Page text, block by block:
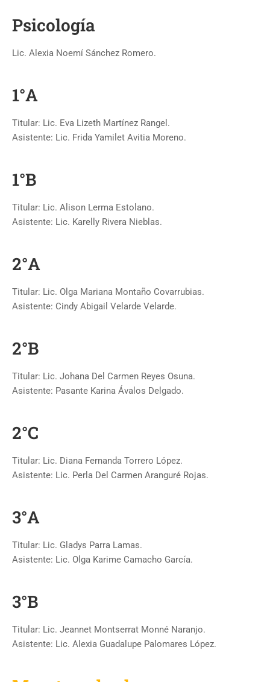
Psicología
Lic. Alexia Noemí Sánchez Romero.
1°A
Titular: Lic. Eva Lizeth Martínez Rangel.
Asistente: Lic. Frida Yamilet Avitia Moreno.
1°B
Titular: Lic. Alison Lerma Estolano.
Asistente: Lic. Karelly Rivera Nieblas.
2°A
Titular: Lic. Olga Mariana Montaño Covarrubias.
Asistente: Cindy Abigail Velarde Velarde.
2°B
Titular: Lic. Johana Del Carmen Reyes Osuna.
Asistente: Pasante Karina Ávalos Delgado.
2°C
Titular: Lic. Diana Fernanda Torrero López.
Asistente: Lic. Perla Del Carmen Aranguré Rojas.
3°A
Titular: Lic. Gladys Parra Lamas.
Asistente: Lic. Olga Karime Camacho García.
3°B
Titular: Lic. Jeannet Montserrat Monné Naranjo.
Asistente: Lic. Alexia Guadalupe Palomares López.